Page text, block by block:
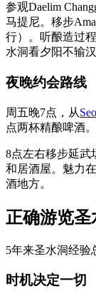
参观Daelim
马提尼。移步
行）。听酿造过
水洞看夕阳不输汉
夜晚约会路线
周五晚7点，从
点两杯精酿啤酒
8点左右移步延武
和居酒屋。魅力
酒地方。
正确游览
5年来圣水洞经验
时机决定一切